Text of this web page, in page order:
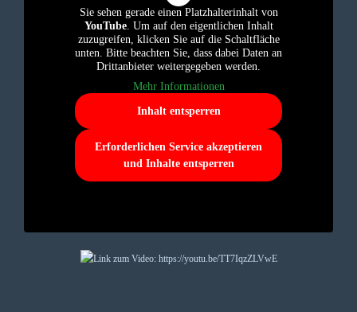
Sie sehen gerade einen Platzhalterinhalt von
YouTube. Um auf den eigentlichen Inhalt
zuzugreifen, klicken Sie auf die Schaltfläche
unten. Bitte beachten Sie, dass dabei Daten an
Drittanbieter weitergegeben werden.
Mehr Informationen
Inhalt entsperren
Erforderlichen Service akzeptieren
und Inhalte entsperren